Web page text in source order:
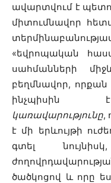
ավարտվում է
միտումնավոր
«եվրոպական
սահմանների
բեղմնավոր,
կառավարությունը,
է մի երևույթի
գտել
ծածկոցով և որը